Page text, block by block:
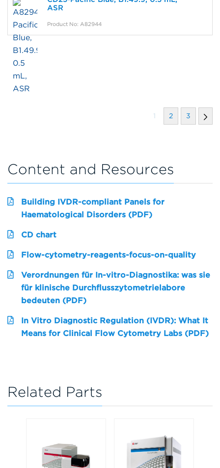
ASR
Product No: A82944
1 2 3
Content and Resources
Building IVDR-compliant Panels for
Haematological Disorders (PDF)
CD chart
Flow-cytometry-reagents-focus-on-quality
Verordnungen für In-vitro-Diagnostika: was sie
für klinische Durchflusszytometrielabore
bedeuten (PDF)
In Vitro Diagnostic Regulation (IVDR): What It
Means for Clinical Flow Cytometry Labs (PDF)
Related Parts